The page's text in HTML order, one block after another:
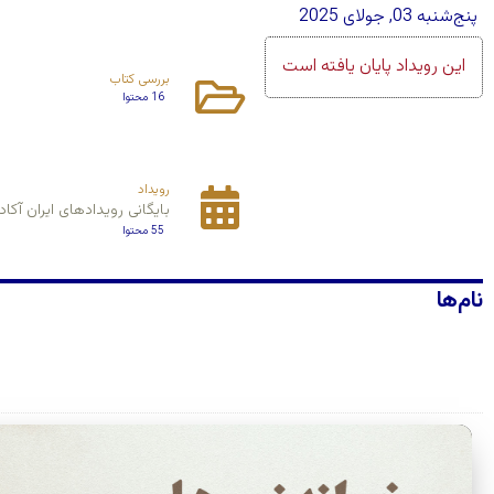
پنج‌شنبه 03, جولای 2025
این رویداد پایان یافته است
بررسی کتاب
16 محتوا
رویداد
بایگانی رویداد‌های ایران
55 محتوا
نام‌ها